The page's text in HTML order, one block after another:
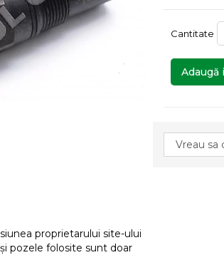
proprietarului site-ului
pozele folosite sunt doar
Cantitate
Adaugă